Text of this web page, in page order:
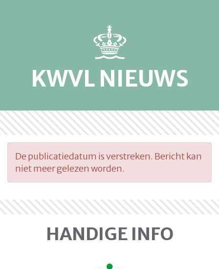
KWVL NIEUWS
De publicatiedatum is verstreken. Bericht kan
niet meer gelezen worden.
HANDIGE INFO